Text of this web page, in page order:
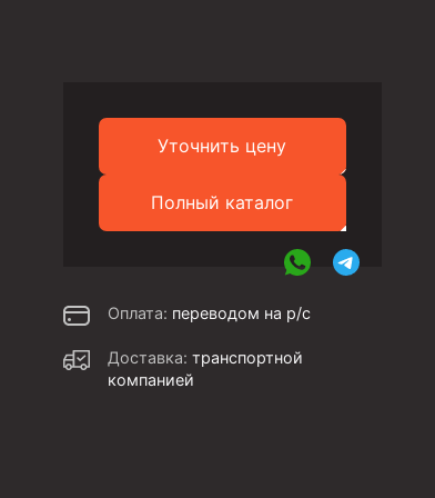
Уточнить цену
Полный каталог
Оплата: переводом на р/с
Доставка: транспортной
компанией